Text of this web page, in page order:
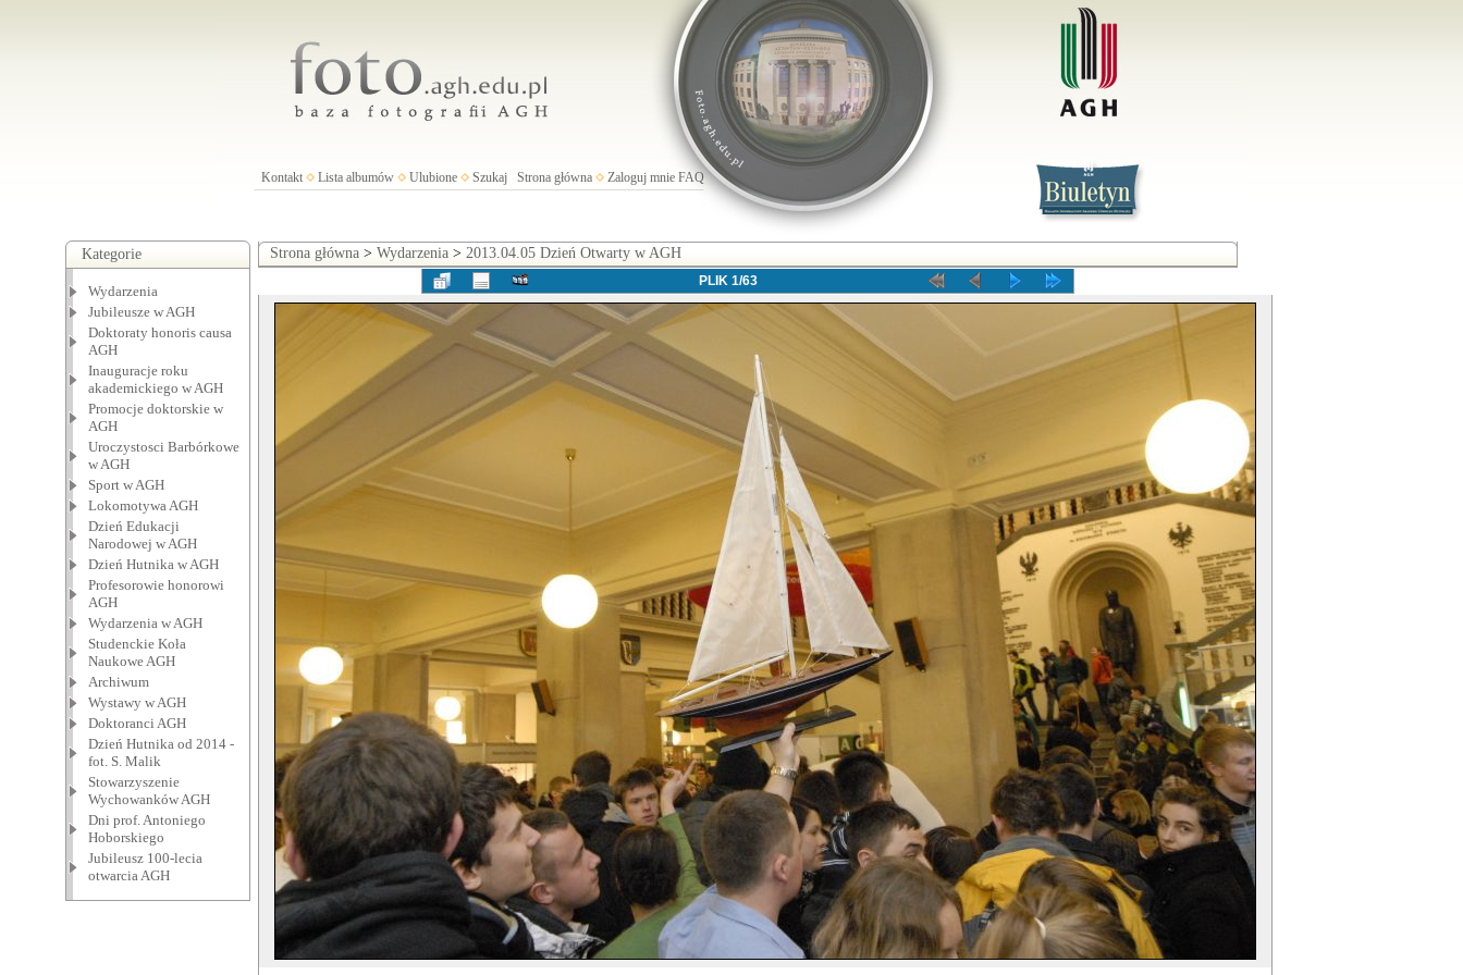
Kontakt Lista albumów Ulubione Szukaj Strona główna Zaloguj mnie FAQ
Kategorie
Wydarzenia
Jubileusze w AGH
Doktoraty honoris causa
AGH
Inauguracje roku
akademickiego w AGH
Promocje doktorskie w
AGH
Uroczystosci Barbórkowe
w AGH
Sport w AGH
Lokomotywa AGH
Dzień Edukacji
Narodowej w AGH
Dzień Hutnika w AGH
Profesorowie honorowi
AGH
Wydarzenia w AGH
Studenckie Koła
Naukowe AGH
Archiwum
Wystawy w AGH
Doktoranci AGH
Dzień Hutnika od 2014 -
fot. S. Malik
Stowarzyszenie
Wychowanków AGH
Dni prof. Antoniego
Hoborskiego
Jubileusz 100-lecia
otwarcia AGH
Strona główna> Wydarzenia> 2013.04.05 Dzień Otwarty w AGH
PLIK 1/63